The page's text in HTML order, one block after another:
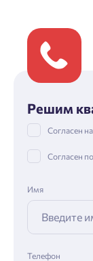
Решим
Согласен
Согласен
Имя
Телефон